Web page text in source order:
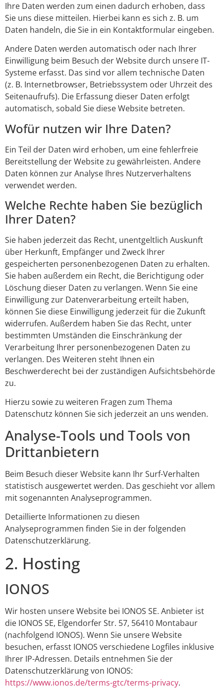
Ihre Daten werden zum einen dadurch erhoben, dass
Sie uns diese mitteilen. Hierbei kann es sich z. B. um
Daten handeln, die Sie in ein Kontaktformular eingeben.
Andere Daten werden automatisch oder nach Ihrer
Einwilligung beim Besuch der Website durch unsere IT-
Systeme erfasst. Das sind vor allem technische Daten
(z. B. Internetbrowser, Betriebssystem oder Uhrzeit des
Seitenaufrufs). Die Erfassung dieser Daten erfolgt
automatisch, sobald Sie diese Website betreten.
Wofür nutzen wir Ihre Daten?
Ein Teil der Daten wird erhoben, um eine fehlerfreie
Bereitstellung der Website zu gewährleisten. Andere
Daten können zur Analyse Ihres Nutzerverhaltens
verwendet werden.
Welche Rechte haben Sie bezüglich
Ihrer Daten?
Sie haben jederzeit das Recht, unentgeltlich Auskunft
über Herkunft, Empfänger und Zweck Ihrer
gespeicherten personenbezogenen Daten zu erhalten.
Sie haben außerdem ein Recht, die Berichtigung oder
Löschung dieser Daten zu verlangen. Wenn Sie eine
Einwilligung zur Datenverarbeitung erteilt haben,
können Sie diese Einwilligung jederzeit für die Zukunft
widerrufen. Außerdem haben Sie das Recht, unter
bestimmten Umständen die Einschränkung der
Verarbeitung Ihrer personenbezogenen Daten zu
verlangen. Des Weiteren steht Ihnen ein
Beschwerderecht bei der zuständigen Aufsichtsbehörde
zu.
Hierzu sowie zu weiteren Fragen zum Thema
Datenschutz können Sie sich jederzeit an uns wenden.
Analyse-Tools und Tools von
Dritt­anbietern
Beim Besuch dieser Website kann Ihr Surf-Verhalten
statistisch ausgewertet werden. Das geschieht vor allem
mit sogenannten Analyseprogrammen.
Detaillierte Informationen zu diesen
Analyseprogrammen finden Sie in der folgenden
Datenschutzerklärung.
2. Hosting
IONOS
Wir hosten unsere Website bei IONOS SE. Anbieter ist
die IONOS SE, Elgendorfer Str. 57, 56410 Montabaur
(nachfolgend IONOS). Wenn Sie unsere Website
besuchen, erfasst IONOS verschiedene Logfiles inklusive
Ihrer IP-Adressen. Details entnehmen Sie der
Datenschutzerklärung von IONOS:
https://www.ionos.de/terms-gtc/terms-privacy.